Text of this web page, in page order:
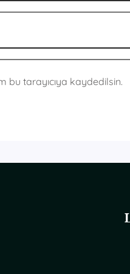
bu tarayıcıya kaydedilsin.